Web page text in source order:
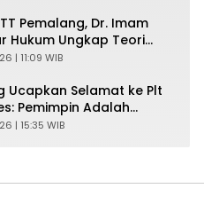
Pemalang, Dr. Imam
Hukum Ungkap Teori
| 11:09 WIB
Ucapkan Selamat ke Plt
Pemimpin Adalah
| 15:35 WIB